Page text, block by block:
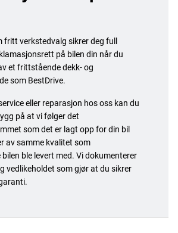
fritt verkstedvalg sikrer deg full
på bilen din når du
et frittstående dekk- og
som BestDrive.
eller reparasjon hos oss kan du
på at vi følger det
som det er lagt opp for din bil
av samme kvalitet som
ble levert med. Vi dokumenterer
vedlikeholdet som gjør at du sikrer